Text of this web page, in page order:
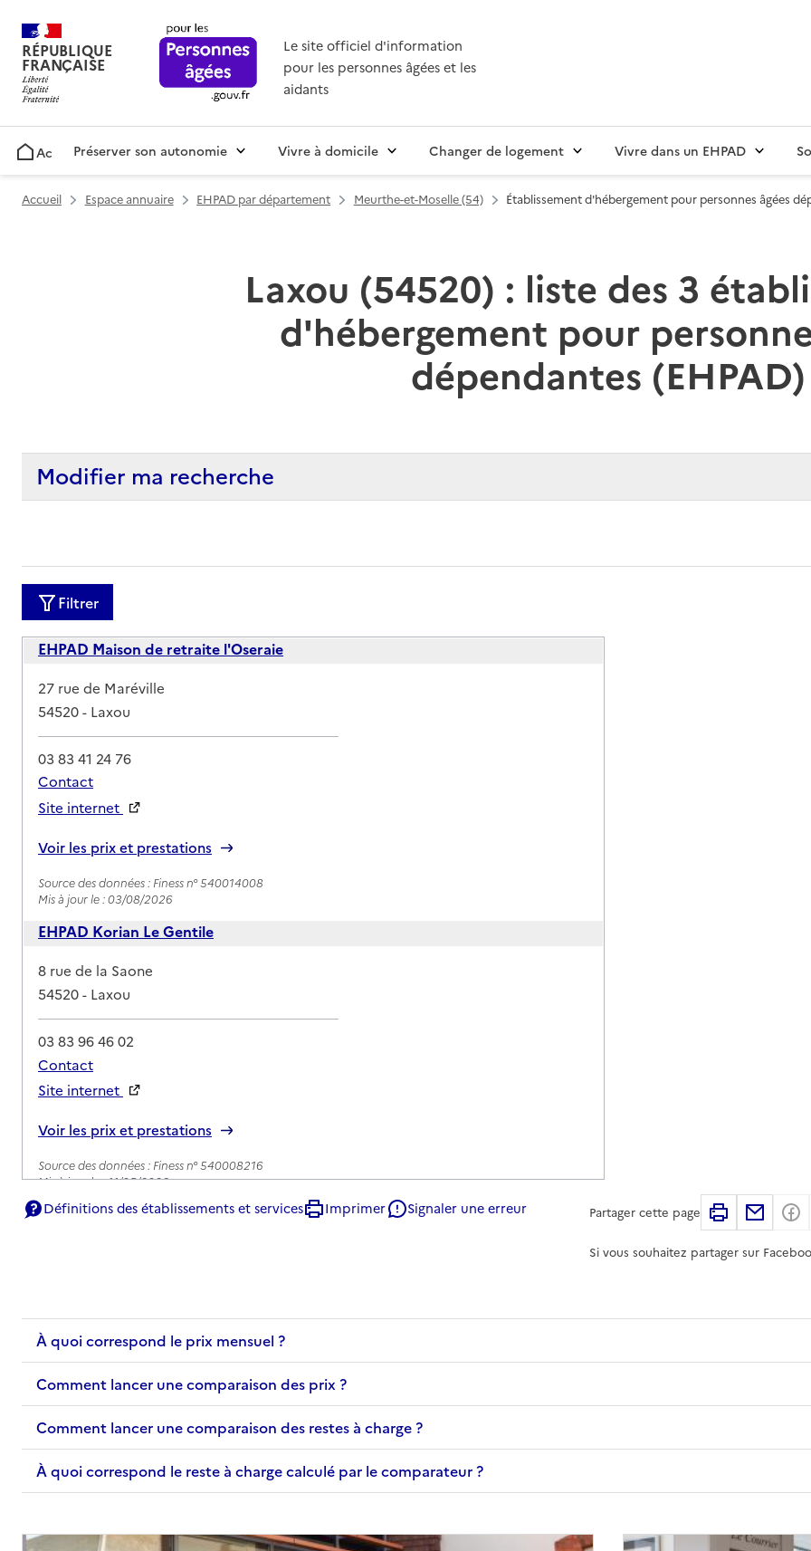
RÉPUBLIQUE
FRANÇAISE
Le site officiel d'information
pour les personnes âgées et les
aidants
AccueilPréserver son autonomie Vivre à domicile Changer de logement Vivre dans un EHPAD
Accueil Espace annuaire EHPAD par département Meurthe-et-Moselle (54) Établissement d'hébergement pour personnes âgées
Laxou (54520) : liste des 3
d'hébergement pour
dépendantes (EHPAD)
Modifier ma recherche
Filtrer
EHPAD Maison de retraite l'Oseraie
Adresse
27 rue de Maréville
54520- Laxou
03 83 41 24 76
Contact
Site internet
Voir les prix et prestations
Source des données : Finess n° 540014008
Mis à jour le : 03/08/2026
EHPAD Korian Le Gentile
Adresse
8 rue de la Saone
54520- Laxou
03 83 96 46 02
Contact
Site internet
Voir les prix et prestations
Source des données : Finess n° 540008216
Mis à jour le : 11/05/2026
EHPAD Korian La Saulx
03 83 96 69 66
Contact
Rapport HAS
Voir les prix et prestations
Source des données : Finess n° 540018686
Mis à jour le : 09/03/2026
Définitions des établissements et services Imprimer Signaler une erreur Partager cette page Imprimer
Si vous souhaitez partager sur
À quoi correspond le prix mensuel ?
Comment lancer une comparaison des prix ?
Comment lancer une comparaison des restes à charge ?
À quoi correspond le reste à charge calculé par le comparateur ?